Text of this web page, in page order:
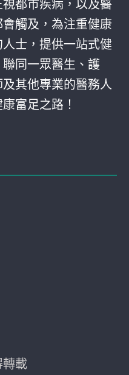
都巿疾病，以及醫
觸及，為注重健康
士，提供一站式健
同一眾醫生、護
其他專業的醫務人
富足之路！
轉載